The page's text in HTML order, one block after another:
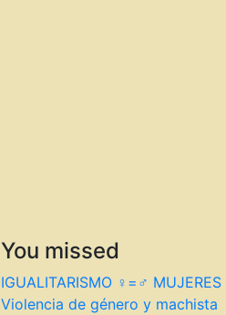
You missed
IGUALITARISMO ♀=♂ MUJERES
Violencia de género y machista